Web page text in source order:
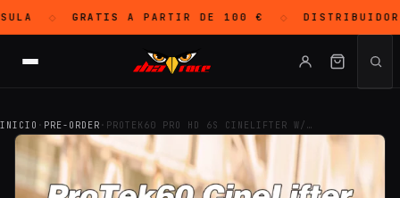
GRATIS A PARTIR DE 100 €
INICIO · PRE-ORDER · PROTEK60 PRO HD 6S CINELIFTER W/…